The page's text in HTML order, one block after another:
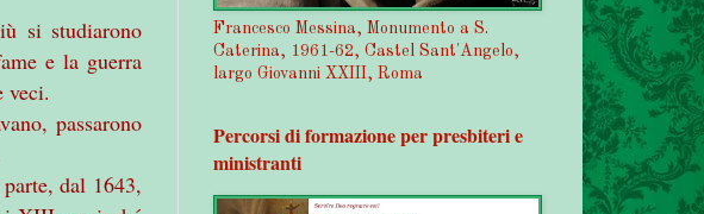
si studiarono
e la guerra
veci.
passarono
dal 1643,
Francesco Messina, Monumento a S.
Caterina, 1961-62, Castel Sant'Angelo,
largo Giovanni XXIII, Roma
Percorsi di formazione per presbiteri e
ministranti